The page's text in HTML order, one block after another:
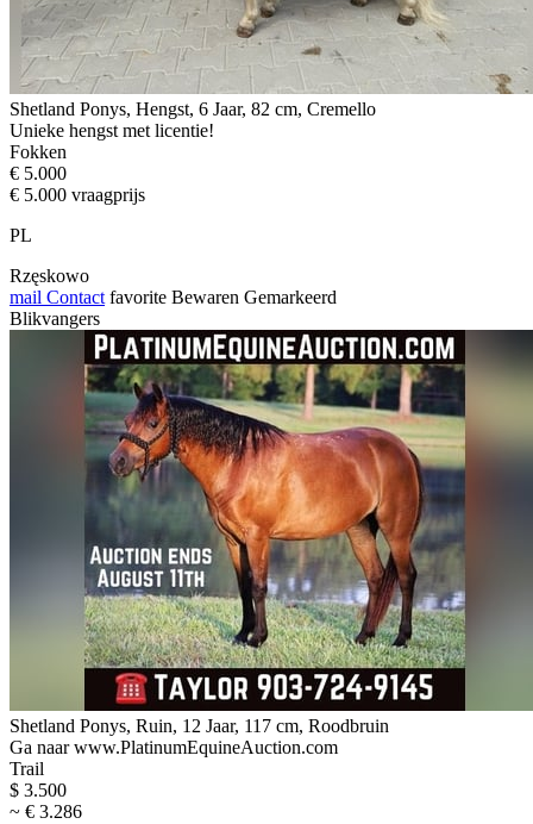
Shetland Ponys, Hengst, 6 Jaar, 82 cm, Cremello
Unieke hengst met licentie!
Fokken
€ 5.000
€ 5.000 vraagprijs
PL
Rzęskowo
mail Contact favorite Bewaren Gemarkeerd
Blikvangers
Shetland Ponys, Ruin, 12 Jaar, 117 cm, Roodbruin
Ga naar www.PlatinumEquineAuction.com
Trail
$ 3.500
~ € 3.286